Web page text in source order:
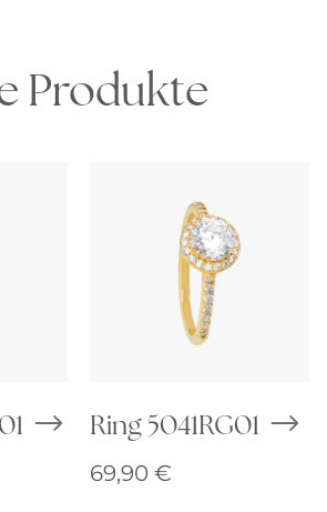
Produkte
Ring 5041RG01
69,90 €